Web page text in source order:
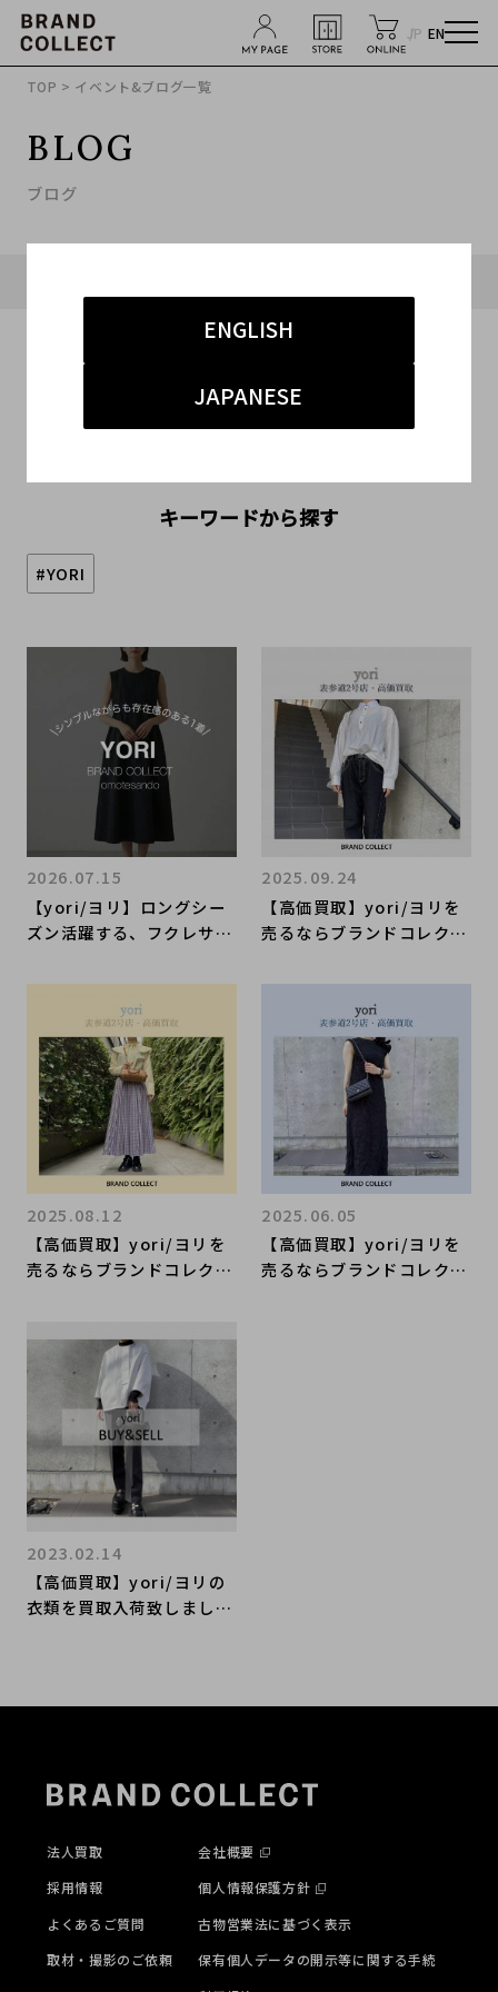
JP EN
ENGLISH
JAPANESE
TOP > イベント&ブログ一覧
BLOG
ブログ
キーワードから探す
#YORI
【yori/ヨリ】ロングシー
ズン活躍する、フクレサイ
2026.07.15
【高価買取】yori/ヨリを
売るならブランドコレクト
ィースアパレルブランドア
イテムの買取に自信があり
ます！秋冬物高価買取中！
2025.09.24
【高価買取】yori/ヨリを
売るならブランドコレクト
ランド！高価買取いたしま
す！
2025.08.12
【高価買取】yori/ヨリを
売るならブランドコレクト
2025.06.05
【高価買取】yori/ヨリの
衣類を買取入荷致しまし
2023.02.14
法人買取
採用情報
よくあるご質問
取材・撮影のご依頼
会社概要
個人情報保護方針
古物営業法に基づく表示
保有個人データの開示等に関する手続